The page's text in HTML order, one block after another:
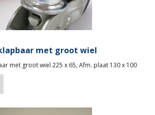
met groot wiel
met groot wiel 225 x 65, Afm. plaat 130 x 100